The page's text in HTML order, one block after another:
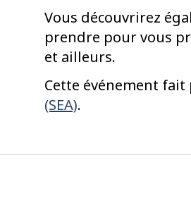
Vous découvrirez
prendre pour vous
et ailleurs.
Cette événement fait
(SEA).